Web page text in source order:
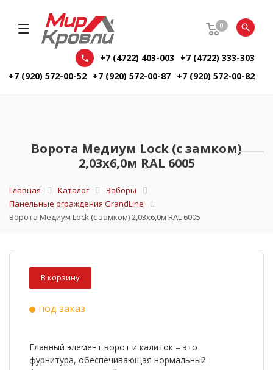
0
+7 (4722) 403-003
+7 (4722) 333-303
+7 (920) 572-00-52 +7 (920) 572-00-87 +7 (920) 572-00-82
Ворота Медиум Lock (с замком)
2,03x6,0м RAL 6005
Главная Каталог
Заборы
Панельные ограждения GrandLine
Ворота Медиум Lock (с замком) 2,03x6,0м RAL 6005
В корзину
под заказ
Главный элемент ворот и калиток – это
фурнитура, обеспечивающая нормальный